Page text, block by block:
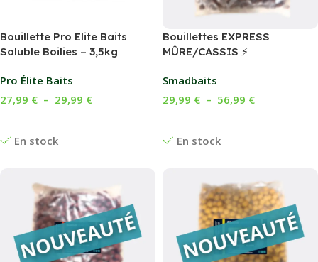
Bouillette Pro Elite Baits
Soluble Boilies – 3,5kg
Pro Élite Baits
En stock
27,99 € – 29,99 €
Bouillettes EXPRESS
MÛRE/CASSIS ⚡
Smadbaits
En stock
29,99 € – 56,99 €